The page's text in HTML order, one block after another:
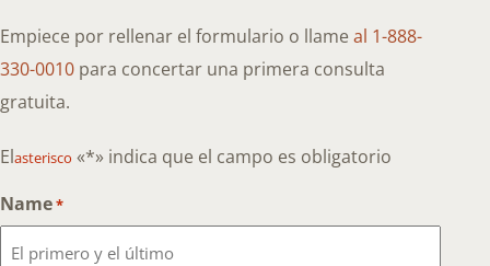
Empiece por rellenar el formulario o llame al 1-888-
330-0010 para concertar una primera consulta
gratuita.
Elasterisco «*» indica que el campo es obligatorio
Name*